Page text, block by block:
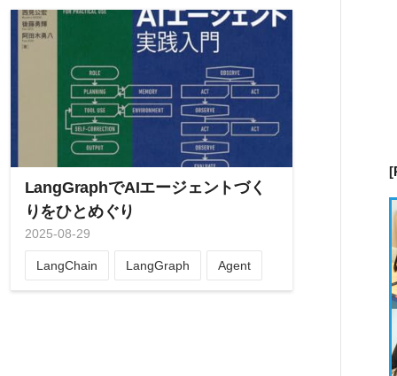
2025-08-29
LangGraphでAIエージェントづく
りをひとめぐり
LangChain LangGraph Agent